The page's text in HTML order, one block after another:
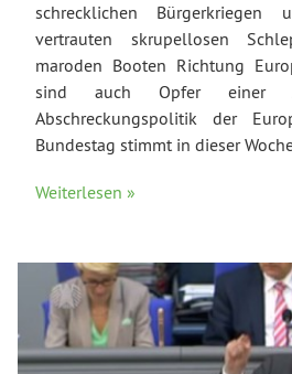
schrecklichen Bürgerkriegen
vertrauten skrupellosen
maroden Booten Richtung
sind auch Opfer einer
Abschreckungspolitik der
Bundestag stimmt in dieser
Weiterlesen »